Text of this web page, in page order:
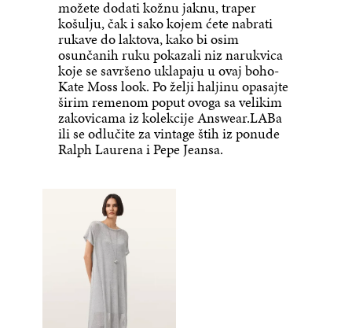
možete dodati kožnu jaknu, traper
košulju, čak i sako kojem ćete nabrati
rukave do laktova, kako bi osim
osunčanih ruku pokazali niz narukvica
koje se savršeno uklapaju u ovaj boho-
Kate Moss look. Po želji haljinu opasajte
širim remenom poput ovoga sa velikim
zakovicama iz kolekcije Answear.LABa
ili se odlučite za vintage štih iz ponude
Ralph Laurena i Pepe Jeansa.